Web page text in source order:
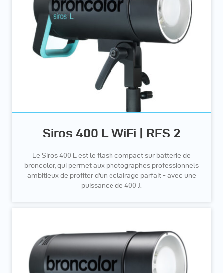
Siros 400 L WiFi | RFS 2
Le Siros 400 L est le flash compact sur batterie de
broncolor, qui permet aux photographes professionnels
ambitieux de profiter d'un éclairage parfait - avec une
puissance de 400 J.